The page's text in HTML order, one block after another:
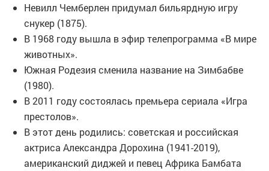
Невилл Чемберлен придумал бильярдную игру
снукер (1875).
В 1968 году вышла в эфир телепрограмма «В мире
животных».
Южная Родезия сменила название на Зимбабве
(1980).
В 2011 году состоялась премьера сериала «Игра
престолов».
В этот день родились: советская и российская
актриса Александра Дорохина (1941-2019),
американский диджей и певец Африка Бамбата